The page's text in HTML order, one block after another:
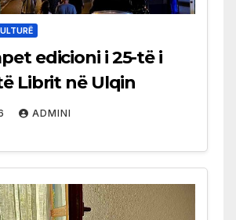
edicioni i 25-të i
Librit në Ulqin
ADMINI